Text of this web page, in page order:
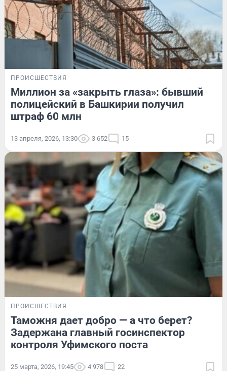
ПРОИСШЕСТВИЯ
Миллион за «закрыть глаза»: бывший
полицейский в Башкирии получил
штраф 60 млн
13 апреля, 2026, 13:30 3 652 15
ПРОИСШЕСТВИЯ
Таможня дает добро — а что берет?
Задержана главный госинспектор
контроля Уфимского поста
25 марта, 2026, 19:45 4 978 22